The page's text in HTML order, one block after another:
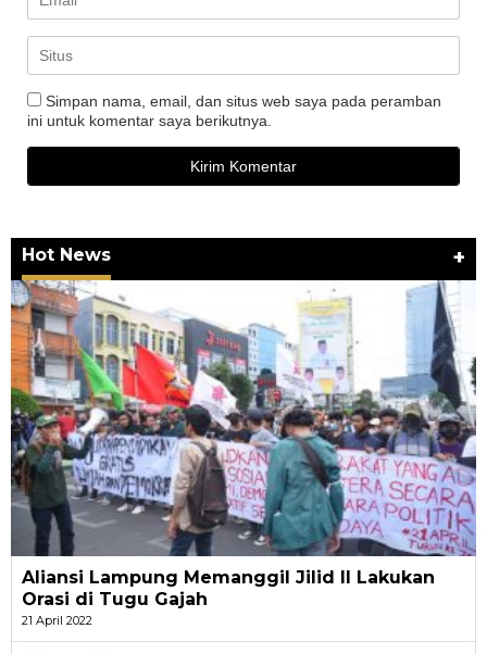
Simpan nama, email, dan situs web saya pada peramban
ini untuk komentar saya berikutnya.
Hot News +
Aliansi Lampung Memanggil Jilid II Lakukan
Orasi di Tugu Gajah
21 April 2022